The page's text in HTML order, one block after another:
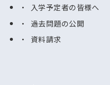
入学予定者の皆様へ
過去問題の公開
資料請求